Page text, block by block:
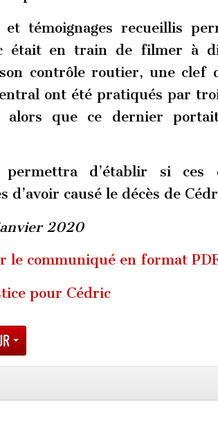
et témoignages recueillis
était en train de filmer à
contrôle routier, une clef
ont été pratiqués par
alors que ce dernier
permettra d’établir si
d’avoir causé le décès de
2020
le communiqué en format
pour Cédric